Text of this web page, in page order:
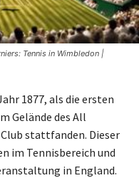
Tennis in Wimbledon |
1877, als die ersten
Gelände des All
stattfanden. Dieser
im Tennisbereich und
in England.